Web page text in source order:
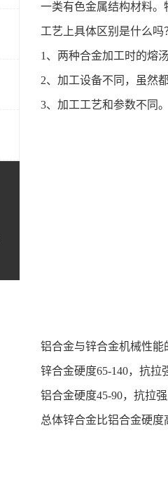
一类有色金属结构材料
工艺上具体区别是什么吗
1、两种合金加工时的熔
2、加工设备不同，虽然
3、加工工艺和参数不同。
铝合金与锌合金机械性能
锌合金硬度65-140，抗拉
铝合金硬度45-90，抗拉强
总体锌合金比铝合金硬度